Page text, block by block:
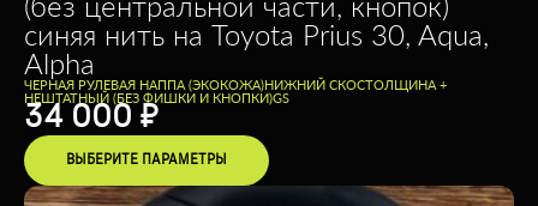
синяя нить на Toyota Prius 30, Aqua,
Alpha
ЧЕРНАЯ РУЛЕВАЯ НАППА (ЭКОКОЖА)НИЖНИЙ СКОСТОЛЩИНА +
НЕШТАТНЫЙ (БЕЗ ФИШКИ И КНОПКИ)GS
34 000 ₽
ВЫБЕРИТЕ ПАРАМЕТРЫ